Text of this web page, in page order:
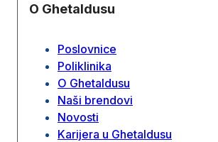
O Ghetaldusu
Poslovnice
Poliklinika
O Ghetaldusu
Naši brendovi
Novosti
Karijera u Ghetaldusu